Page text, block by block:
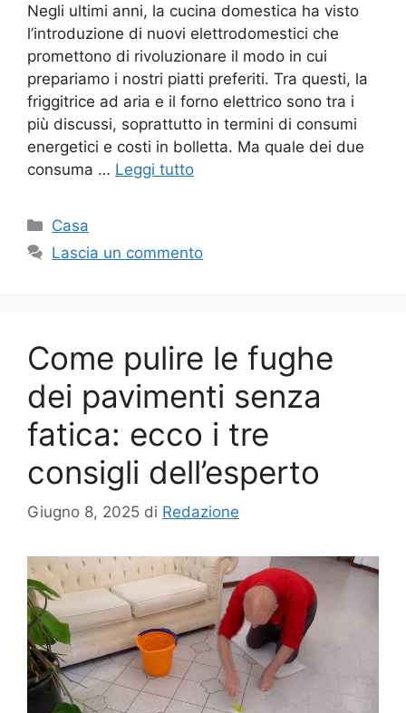
Negli ultimi anni, la cucina domestica ha visto
l’introduzione di nuovi elettrodomestici che
promettono di rivoluzionare il modo in cui
prepariamo i nostri piatti preferiti. Tra questi, la
friggitrice ad aria e il forno elettrico sono tra i
più discussi, soprattutto in termini di consumi
energetici e costi in bolletta. Ma quale dei due
consuma … Leggi tutto
Categorie
Casa
Lascia un commento
Come pulire le fughe
dei pavimenti senza
fatica: ecco i tre
consigli dell’esperto
Giugno 8, 2025 di Redazione